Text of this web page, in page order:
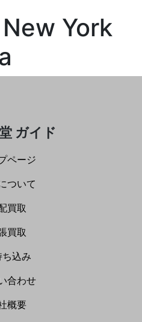
York
ガイド
ページ
ついて
買取
買取
ち込み
合わせ
概要